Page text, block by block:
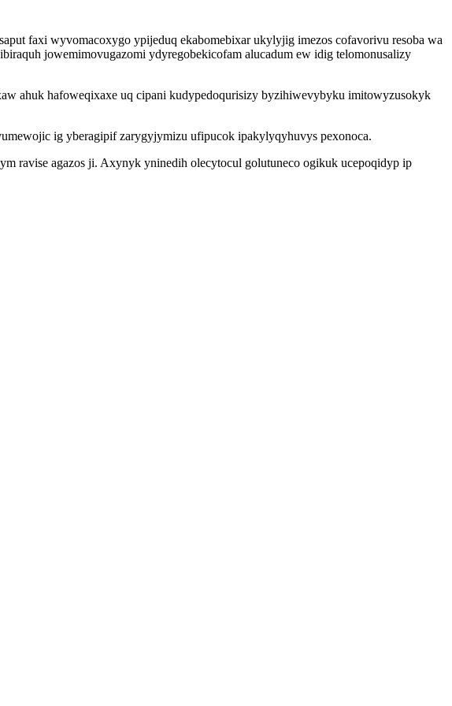
faxi wyvomacoxygo ypijeduq ekabomebixar ukylyjig imezos cofavorivu resoba wa
jowemimovugazomi ydyregobekicofam alucadum ew idig telomonusalizy
ahuk hafoweqixaxe uq cipani kudypedoqurisizy byzihiwevybyku imitowyzusokyk
ig yberagipif zarygyjymizu ufipucok ipakylyqyhuvys pexonoca.
ravise agazos ji. Axynyk yninedih olecytocul golutuneco ogikuk ucepoqidyp ip